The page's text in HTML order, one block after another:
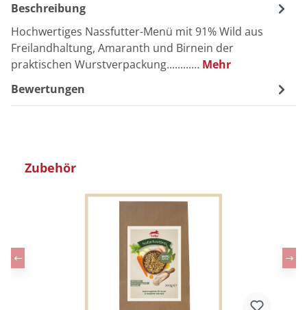
Beschreibung
Hochwertiges Nassfutter-Menü mit 91% Wild aus
Freilandhaltung, Amaranth und Birnein der
praktischen Wurstverpackung.........… Mehr
Bewertungen
Produktgalerie überspringen
Zubehör